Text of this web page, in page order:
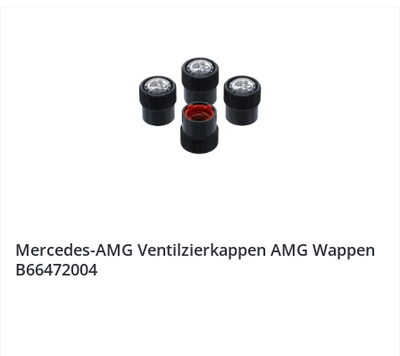
Mercedes-AMG Ventilzierkappen AMG Wappen
B66472004